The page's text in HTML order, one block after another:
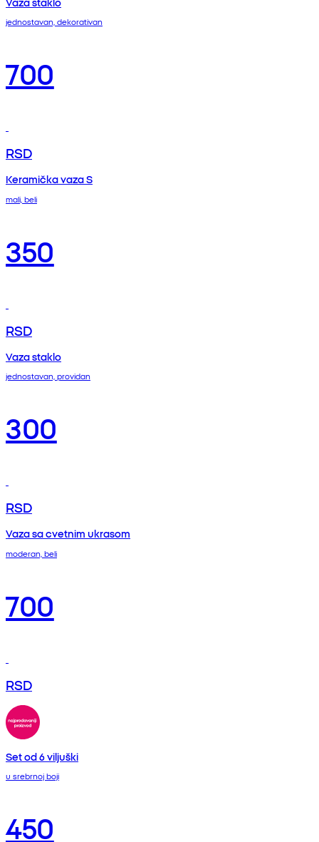
jednostavan, dekorativan
700
RSD
Keramička vaza S
mali, beli
350
RSD
Vaza staklo
jednostavan, providan
300
RSD
Vaza sa cvetnim ukrasom
moderan, beli
700
RSD
Set od 6 viljuški
u srebrnoj boji
450